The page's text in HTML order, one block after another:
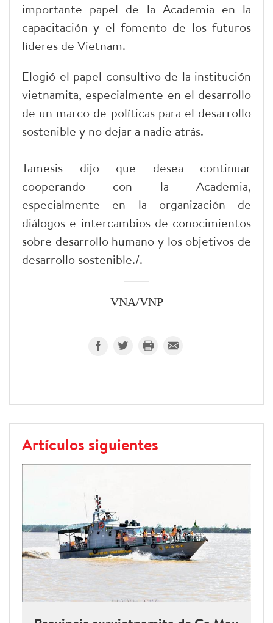
importante papel de la Academia en la
capacitación y el fomento de los futuros
líderes de Vietnam.
Elogió el papel consultivo de la institución
vietnamita, especialmente en el desarrollo
de un marco de políticas para el desarrollo
sostenible y no dejar a nadie atrás.
Tamesis dijo que desea continuar
cooperando con la Academia,
especialmente en la organización de
diálogos e intercambios de conocimientos
sobre desarrollo humano y los objetivos de
desarrollo sostenible./.
VNA/VNP
Artículos siguientes